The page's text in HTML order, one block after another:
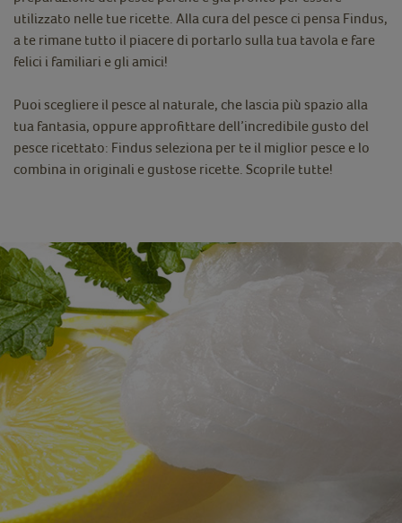
utilizzato nelle tue ricette. Alla cura del pesce ci pensa Findus,
a te rimane tutto il piacere di portarlo sulla tua tavola e fare
felici i familiari e gli amici!
Puoi scegliere il pesce al naturale, che lascia più spazio alla
tua fantasia, oppure approfittare dell’incredibile gusto del
pesce ricettato: Findus seleziona per te il miglior pesce e lo
combina in originali e gustose ricette. Scoprile tutte!